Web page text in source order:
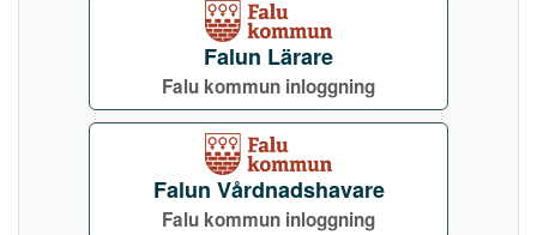
Falun Lärare
Falu kommun inloggning
Falun Vårdnadshavare
Falu kommun inloggning